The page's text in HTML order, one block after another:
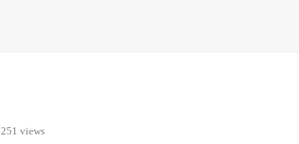
251 views